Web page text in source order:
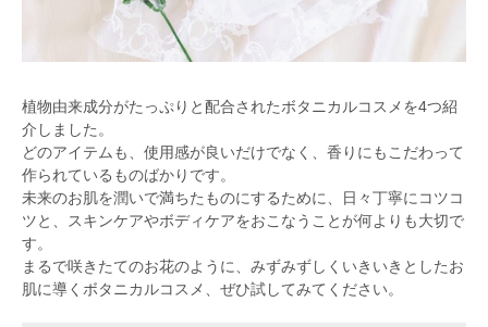
植物由来成分がたっぷりと配合されたボタニカルコスメを4つ紹
介しました。
どのアイテムも、使用感が良いだけでなく、香りにもこだわって
作られているものばかりです。
未来のお肌を潤いで満ちたものにするために、日々丁寧にコツコ
ツと、スキンケアやボディケアをおこなうことが何よりも大切で
す。
まるで咲きたてのお花のように、みずみずしくいきいきとしたお
肌に導くボタニカルコスメ、ぜひ試してみてください。